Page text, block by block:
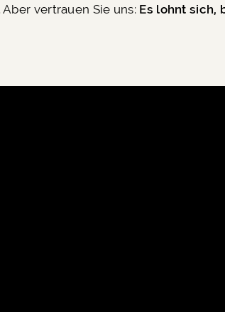
vertrauen Sie uns: Es lohnt sich,